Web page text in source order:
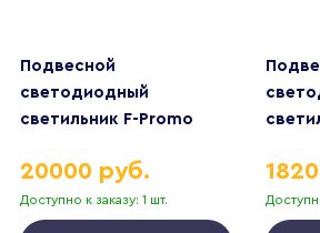
Подвесной
светодиодный
светильник F-Promo
Доступно к заказу: 1 шт.
20000 руб.